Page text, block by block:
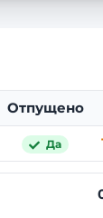
Отпущено
Да